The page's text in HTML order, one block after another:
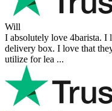
Will
I absolutely love 4barista. I
delivery box. I love that
utilize for lea ...